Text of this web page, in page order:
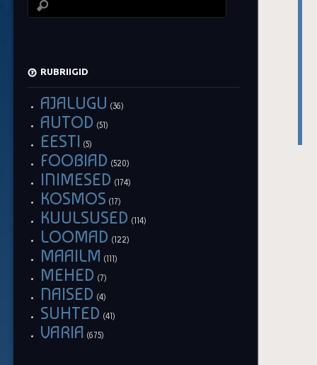
RUBRIIGID
AJALUGU (36)
AUTOD (51)
EESTI (5)
FOOBIAD (520)
INIMESED (174)
KOSMOS (17)
KUULSUSED (114)
LOOMAD (122)
MAAILM (111)
MEHED (7)
NAISED (4)
SUHTED (41)
VARIA (675)